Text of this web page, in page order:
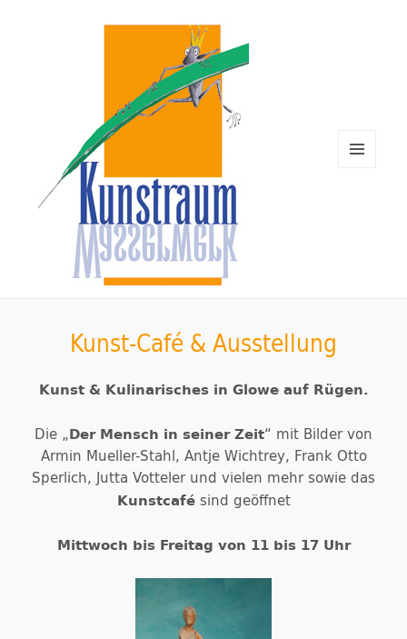
Kunst-Café & Ausstellung
Kunst & Kulinarisches in Glowe auf Rügen.
Die „Der Mensch in seiner Zeit“ mit Bilder von
Armin Mueller-Stahl, Antje Wichtrey, Frank Otto
Sperlich, Jutta Votteler und vielen mehr sowie das
Kunstcafésind geöffnet
Mittwoch bis Freitag von 11 bis 17 Uhr